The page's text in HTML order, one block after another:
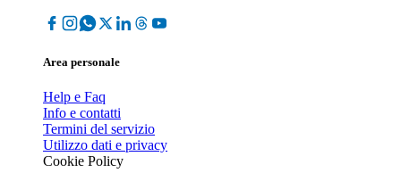
Area personale
Help e Faq
Info e contatti
Termini del servizio
Utilizzo dati e privacy
Cookie Policy